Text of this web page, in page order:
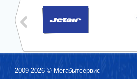
2009-2026 © Мегабытсервис —